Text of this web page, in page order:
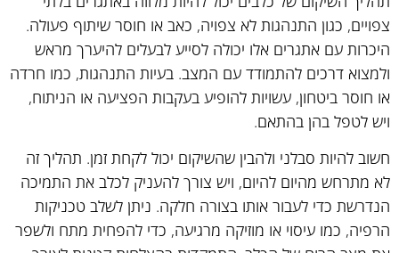
צפויים, כגון התנהגות לא צפויה, כאב או חוסר שיתוף פעולה.
היכרות עם אתגרים אלו יכולה לסייע לבעלים להיערך מראש
ולמצוא דרכים להתמודד עם המצב. בעיות התנהגות, כמו חרדה
או חוסר ביטחון, עשויות להופיע בעקבות הפציעה או הניתוח,
ויש לטפל בהן בהתאם.
חשוב להיות סבלני ולהבין שהשיקום יכול לקחת זמן. תהליך זה
לא מתרחש מהיום להיום, ויש צורך להעניק לכלב את התמיכה
הנדרשת כדי לעבור אותו בצורה חלקה. ניתן לשלב טכניקות
הרפיה, כמו עיסוי או מוזיקה מרגיעה, כדי להפחית מתח ולשפר